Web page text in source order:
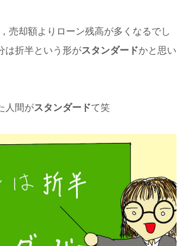
売却額よりローン残高が多くなるでし
は折半という形がスタンダードかと思い
人間がスタンダードて笑